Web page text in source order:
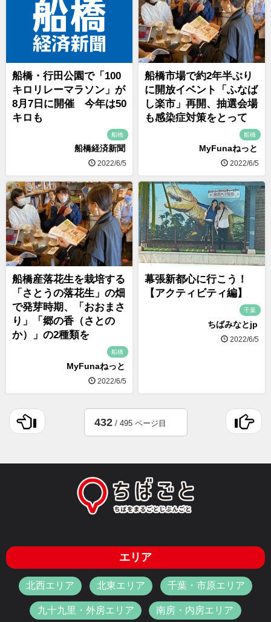
船橋・行田公園で「100
キロリレーマラソン」が
8月7日に開催 今年は50
キロも
船橋
船橋経済新聞
2022/6/5
船橋市場で約2年半ぶり
に開放イベント「ふなば
し楽市」再開、抽選会場
も感染症対策をとって
船橋
MyFunaねっと
2022/6/5
船橋産落花生を栽培する
「さとうの落花生」の畑
で発芽時期、「おおまさ
り」「郷の香（さとの
か）」の2種類を
船橋
MyFunaねっと
2022/6/5
幕張新都心に行こう！
【アクティビティ編】
千葉
ちばみなとjp
2022/6/5
432/ 495 ページ目
エリア
北西エリア 北東エリア 千葉・市原エリア
九十九里・外房エリア 南房・内房エリア